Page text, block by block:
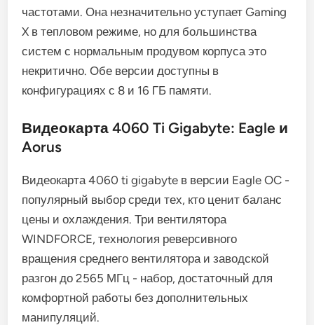
частотами. Она незначительно уступает Gaming
X в тепловом режиме, но для большинства
систем с нормальным продувом корпуса это
некритично. Обе версии доступны в
конфигурациях с 8 и 16 ГБ памяти.
Видеокарта 4060 Ti Gigabyte: Eagle и
Aorus
Видеокарта 4060 ti gigabyte в версии Eagle OC -
популярный выбор среди тех, кто ценит баланс
цены и охлаждения. Три вентилятора
WINDFORCE, технология реверсивного
вращения среднего вентилятора и заводской
разгон до 2565 МГц - набор, достаточный для
комфортной работы без дополнительных
манипуляций.